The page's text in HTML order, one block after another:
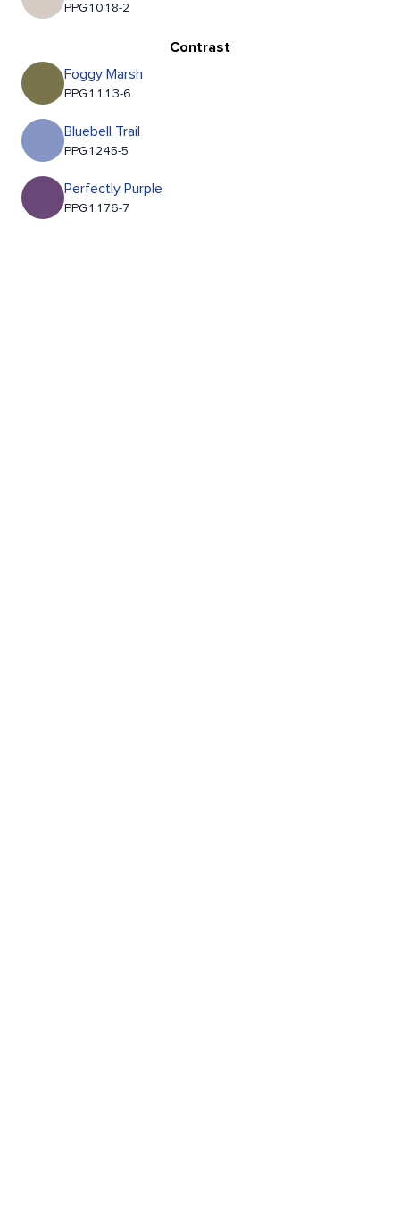
PPG1018-2
Contrast
Foggy Marsh
PPG1113-6
Bluebell Trail
PPG1245-5
Perfectly Purple
PPG1176-7